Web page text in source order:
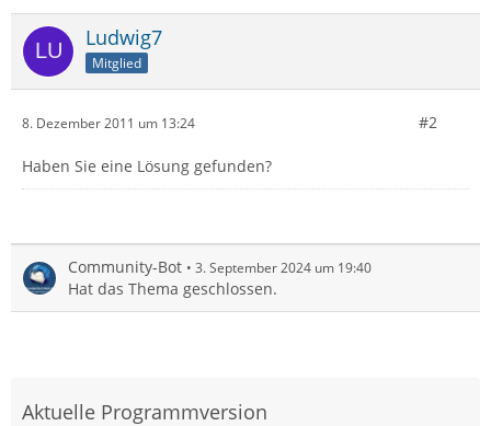
Ludwig7
Mitglied
8. Dezember 2011 um 13:24 #2
Haben Sie eine Lösung gefunden?
Community-Bot 3. September 2024 um 19:40
Hat das Thema geschlossen.
Aktuelle Programmversion